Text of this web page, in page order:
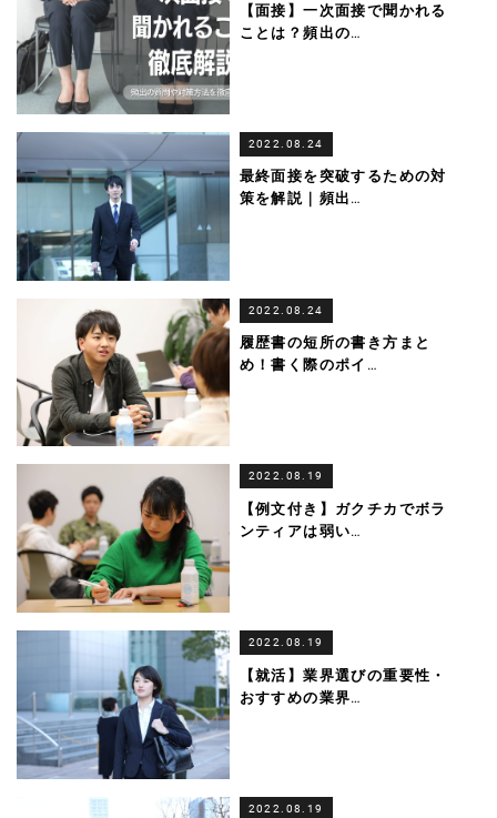
【面接】一次面接で聞かれる
ことは？頻出の…
2022.08.24
最終面接を突破するための対
策を解説｜頻出 …
2022.08.24
履歴書の短所の書き方まと
め！書く際のポイ …
2022.08.19
【例文付き】ガクチカでボラ
ンティアは弱い…
2022.08.19
【就活】業界選びの重要性・
おすすめの業界…
2022.08.19